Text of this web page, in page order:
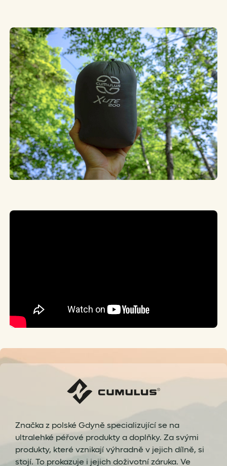
Značka z polské Gdyně specializující se na
ultralehké péřové produkty a doplňky. Za svými
produkty, které vznikají výhradně v jejich dílně, si
stojí. To prokazuje i jejich doživotní záruka. Ve